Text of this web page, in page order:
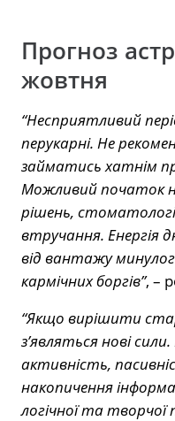
Прогноз
жовтня
“Несприятливий
перукарні. Не
займатись хатнім
Можливий початок
рішень,
втручання. Енергія
від вантажу
кармічних боргів”, –
“Якщо вирішити
з’являться нові
активність,
накопичення
логічної та творчої